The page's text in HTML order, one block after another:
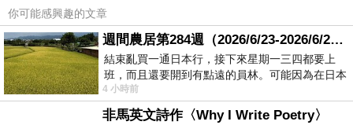
你可能感興趣的文章
週間農居第284週（2026/6/23-2026/6/24) 夏至 金黃稻浪洋溢豐收喜悅
結束亂買一通日本行，接下來星期一三四都要上
班，而且還要開到有點遠的員林。可能因為在日本
花不少錢，星期一出門上班時，心裡沒有一
4 小時前
非馬英文詩作〈Why I Write Poetry〉